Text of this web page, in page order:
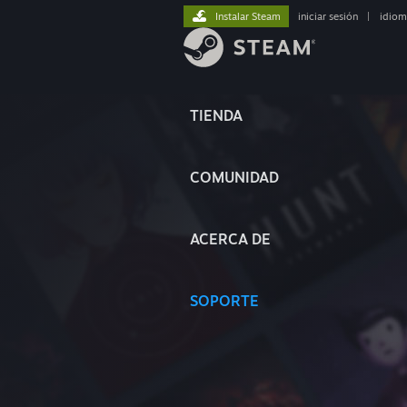
TIENDA
COMUNIDAD
ACERCA DE
SOPORTE
Instalar Steam iniciar sesión